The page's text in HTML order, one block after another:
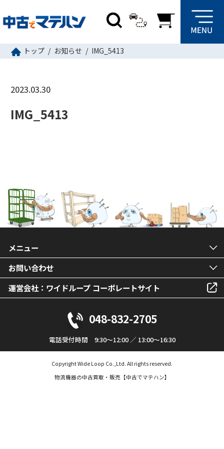
トップ お知らせ IMG_5413
2023.03.30
IMG_5413
メニュー
お問い合わせ
運営会社：ワイドループ コーポレートサイト
048-832-2705
電話受付時間 9:30～12:00 ／ 13:00～16:30
Copyright Wide Loop Co.,Ltd. All rights reserved.
物流機器の中古買取・販売【中古でマテハン】